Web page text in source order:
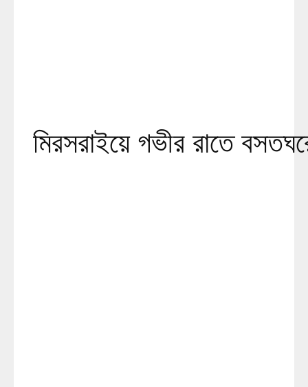
মিরসরাইয়ে গভীর রাতে